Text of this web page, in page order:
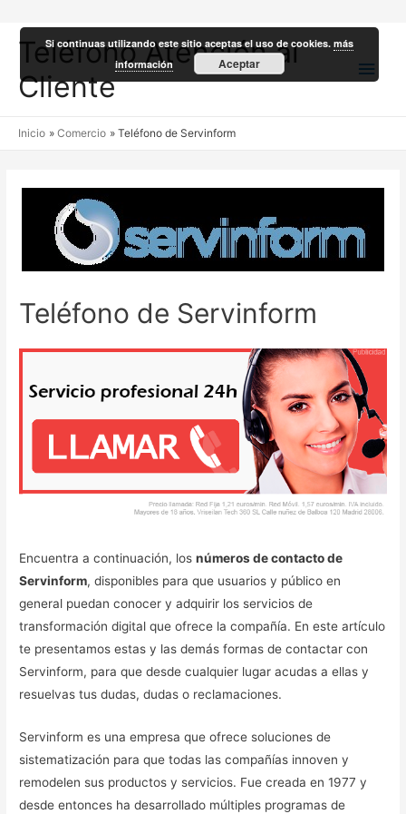
Teléfono Atención al
Cliente
Inicio Comercio Teléfono de Servinform
Teléfono de Servinform
Encuentra a continuación, losnúmeros de contacto de
Servinform, disponibles para que usuarios y público en
general puedan conocer y adquirir los servicios de
transformación digital que ofrece la compañía. En este artículo
te presentamos estas y las demás formas de contactar con
Servinform, para que desde cualquier lugar acudas a ellas y
resuelvas tus dudas, dudas o reclamaciones.
Servinform es una empresa que ofrece soluciones de
sistematización para que todas las compañías innoven y
remodelen sus productos y servicios. Fue creada en 1977 y
desde entonces ha desarrollado múltiples programas de
Si continuas utilizando este sitio aceptas el uso de cookies.más
información
Aceptar